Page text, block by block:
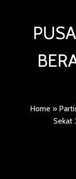
Home »
Sekat